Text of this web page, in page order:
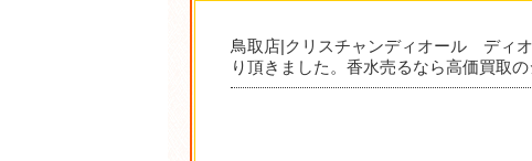
鳥取店|クリスチャンディオール ディ
り頂きました。香水売るなら高価買取